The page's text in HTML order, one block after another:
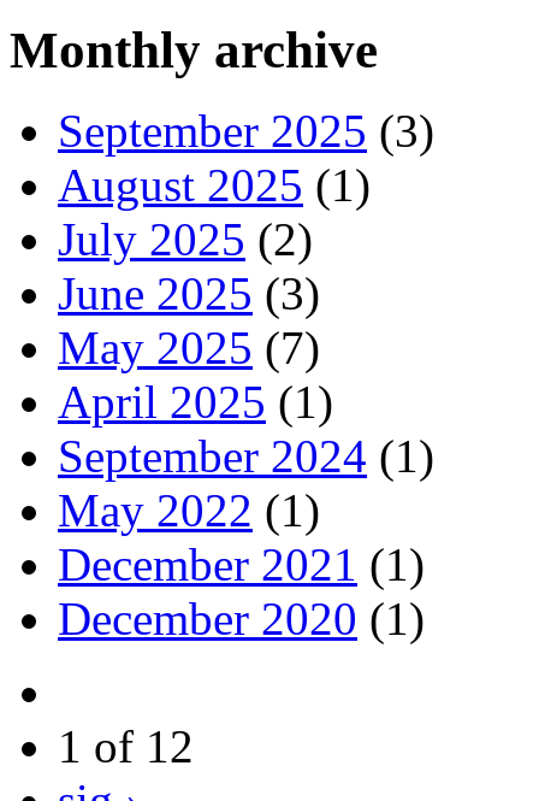
Monthly archive
September 2025 (3)
August 2025 (1)
July 2025 (2)
June 2025 (3)
May 2025 (7)
April 2025 (1)
September 2024 (1)
May 2022 (1)
December 2021 (1)
December 2020 (1)
1 of 12